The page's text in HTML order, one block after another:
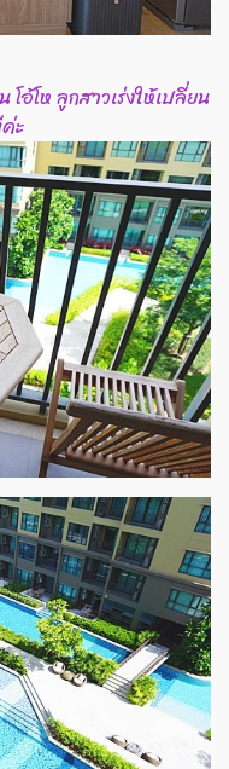
โอ้โห ลูกสาวเร่งให้เปลี่ยน
ะ